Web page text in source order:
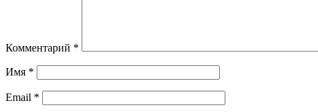
Комментарий *
Имя *
Email *